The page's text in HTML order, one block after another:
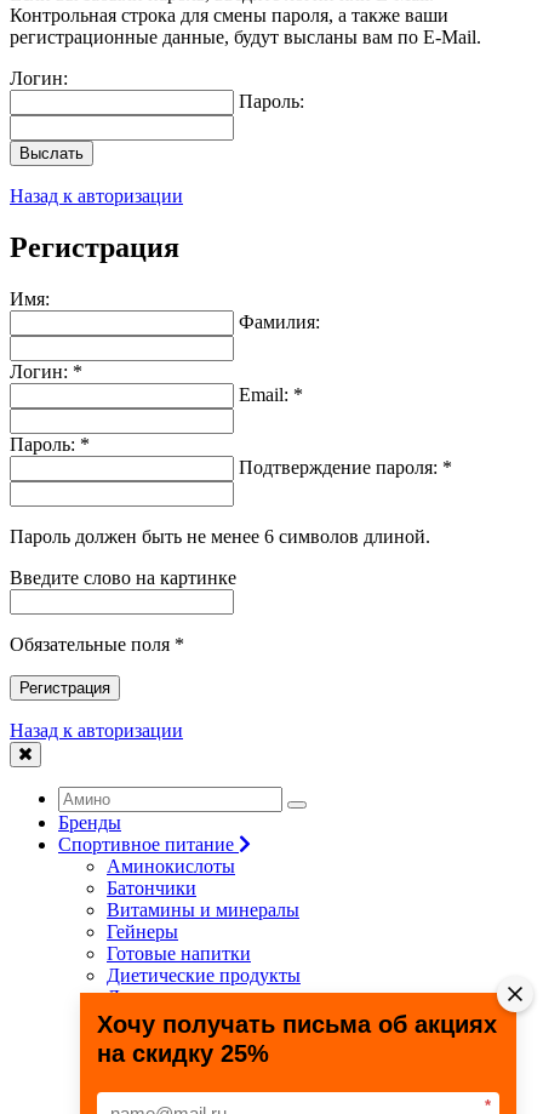
Контрольная строка для смены пароля, а также ваши
регистрационные данные, будут высланы вам по E-Mail.
Логин:
Пароль:
Выслать
Назад к авторизации
Регистрация
Имя:
Фамилия:
Логин: *
Email: *
Пароль: *
Подтверждение пароля: *
Пароль должен быть не менее 6 символов длиной.
Введите слово на картинке
Обязательные поля *
Регистрация
Назад к авторизации
Бренды
Спортивное питание
Аминокислоты
Батончики
Витамины и минералы
Гейнеры
Готовые напитки
Диетические продукты
Для связок и суставов
Жиросжигатели
Здоровье и долголетие
Креатин
Специальные препараты
Хочу получать письма об акциях
на скидку 25%
*